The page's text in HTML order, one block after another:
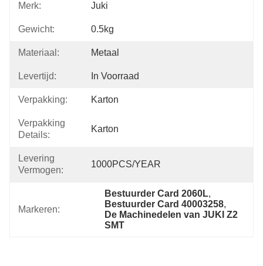
Merk: Juki
Gewicht: 0.5kg
Materiaal: Metaal
Levertijd: In Voorraad
Verpakking: Karton
Verpakking
Details:
Karton
Levering
Vermogen:
1000PCS/YEAR
Markeren:
Bestuurder Card 2060L,
Bestuurder Card 40003258,
De Machinedelen van JUKI Z2
SMT